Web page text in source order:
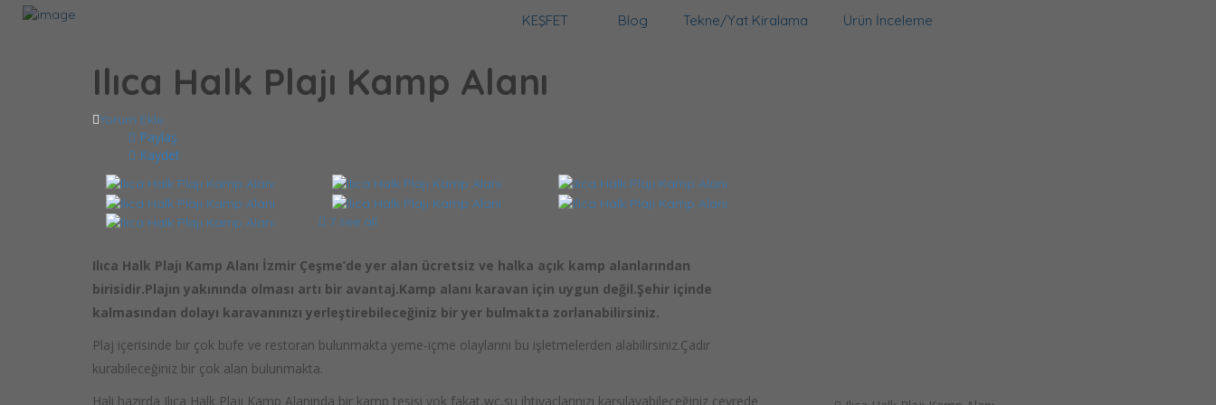
Tesis Ekle Giriş Yap
KEŞFET
Karavan Kamp Alanları
Ücretli Kamp Alanları
Ücretsiz Kamp Alanları
Çocuk Dostu Kamp Alanları
Evcil Hayvan Dostu Kamp Alanları
Havuzlu Kamp Alanları
Plajı Olan Kamp Alanları
Mutfaklı Kamp Alanları
Bungalovlu Kamp Alanları
Çamaşırhaneli Kamp Alanları
Marketli Kamp Alanları
Sarj İstasyonlu Kamp Alanları
Romantik Kamp Alanları
Restoranlı Kamp Alanları
Şehirler
KEŞFET Blog Tekne/Yat Kiralama Ürün İnceleme
Ilıca Halk Plajı Kamp Alanı
Yorum Ekle
Paylaş
Kaydet
7 see all
Ilıca Halk Plajı Kamp Alanı İzmir Çeşme’de yer alan ücretsiz ve halka açık kamp alanlarından
birisidir.Plajın yakınında olması artı bir avantaj.Kamp alanı karavan için uygun değil.Şehir içinde
kalmasından dolayı karavanınızı yerleştirebileceğiniz bir yer bulmakta zorlanabilirsiniz.
Plaj içerisinde bir çok büfe ve restoran bulunmakta yeme-içme olaylarını bu işletmelerden alabilirsiniz.Çadır
kurabileceğiniz bir çok alan bulunmakta.
Hali hazırda Ilıca Halk Plajı Kamp Alanında bir kamp tesisi yok fakat,wc,su ihtiyaçlarınızı karşılayabileceğiniz çevrede